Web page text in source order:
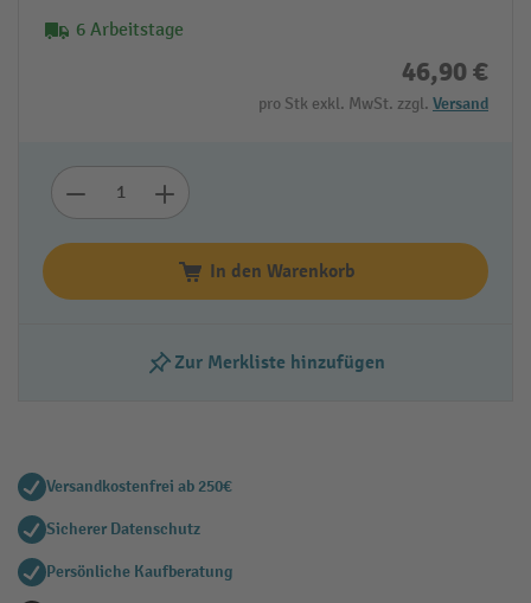
6 Arbeitstage
46,90 €
pro Stk exkl. MwSt. zzgl. Versand
In den Warenkorb
Zur Merkliste hinzufügen
Versandkostenfrei ab 250€
Sicherer Datenschutz
Persönliche Kaufberatung